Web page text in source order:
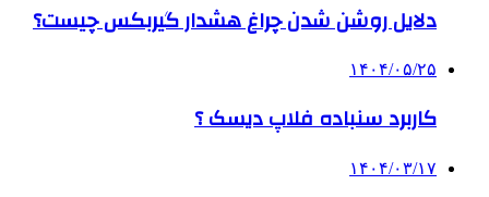
دلایل روشن شدن چراغ هشدار گیربکس چیست؟
۱۴۰۴/۰۵/۲۵
کاربرد سنباده فلاپ دیسک ؟
۱۴۰۴/۰۳/۱۷